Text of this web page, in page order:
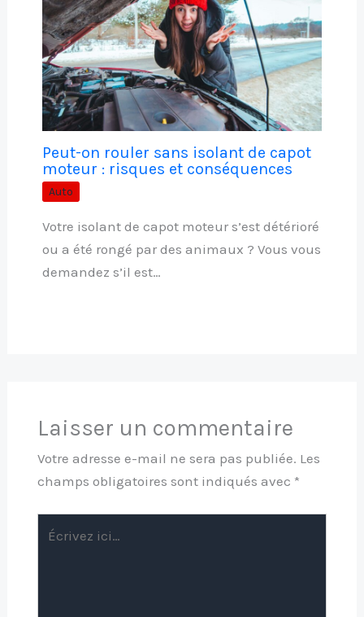
Peut-on rouler sans isolant de capot
moteur : risques et conséquences
Auto
Votre isolant de capot moteur s’est détérioré
ou a été rongé par des animaux ? Vous vous
demandez s’il est…
Laisser un commentaire
Votre adresse e-mail ne sera pas publiée. Les
champs obligatoires sont indiqués avec *